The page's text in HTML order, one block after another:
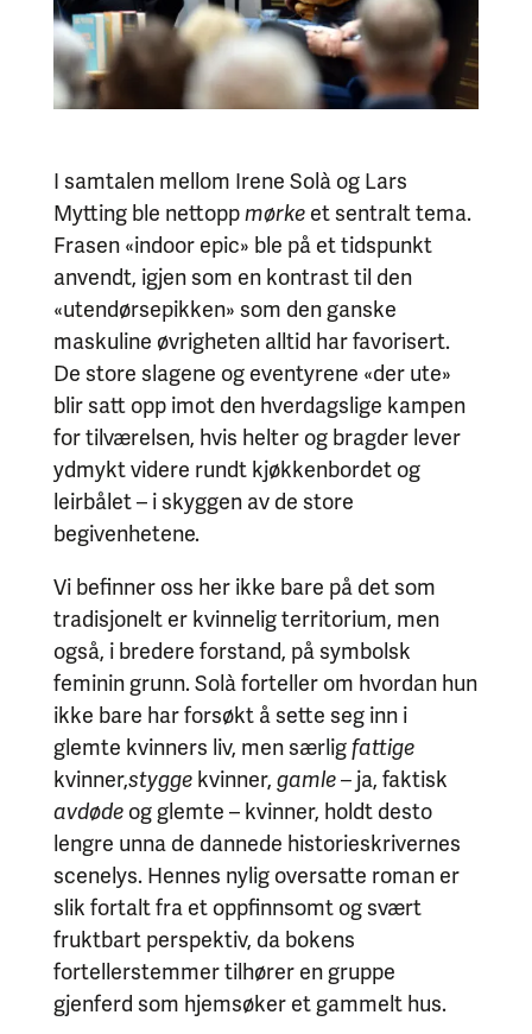
I samtalen mellom Irene Solà og Lars
Mytting ble nettoppmørke et sentralt tema.
Frasen «indoor epic» ble på et tidspunkt
anvendt, igjen som en kontrast til den
«utendørsepikken» som den ganske
maskuline øvrigheten alltid har favorisert.
De store slagene og eventyrene «der ute»
blir satt opp imot den hverdagslige kampen
for tilværelsen, hvis helter og bragder lever
ydmykt videre rundt kjøkkenbordet og
leirbålet – i skyggen av de store
begivenhetene.
Vi befinner oss her ikke bare på det som
tradisjonelt er kvinnelig territorium, men
også, i bredere forstand, på symbolsk
feminin grunn. Solà forteller om hvordan hun
ikke bare har forsøkt å sette seg inn i
glemte kvinners liv, men særligfattige
kvinner,stygge kvinner, gamle – ja, faktisk
avdødeog glemte – kvinner, holdt desto
lengre unna de dannede historieskrivernes
scenelys. Hennes nylig oversatte roman er
slik fortalt fra et oppfinnsomt og svært
fruktbart perspektiv, da bokens
fortellerstemmer tilhører en gruppe
gjenferd som hjemsøker et gammelt hus.